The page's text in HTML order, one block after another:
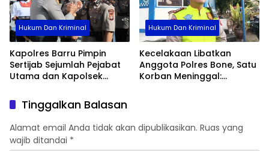
Hukum Dan Kriminal
Kapolres Barru Pimpin
Sertijab Sejumlah Pejabat
Utama dan Kapolsek
Organisasi
Hukum Dan Kriminal
Kecelakaan Libatkan
Anggota Polres Bone, Satu
Korban Meninggal:
Tinggalkan Balasan
Alamat email Anda tidak akan dipublikasikan. Ruas yang
wajib ditandai *